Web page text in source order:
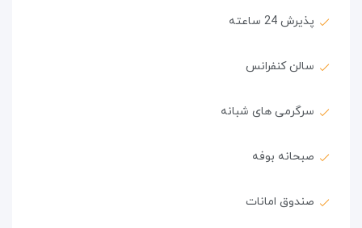
پذیرش 24 ساعته
سالن کنفرانس
سرگرمی های شبانه
صبحانه بوفه
صندوق امانات